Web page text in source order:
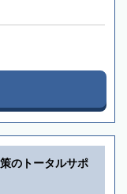
のトータルサポ